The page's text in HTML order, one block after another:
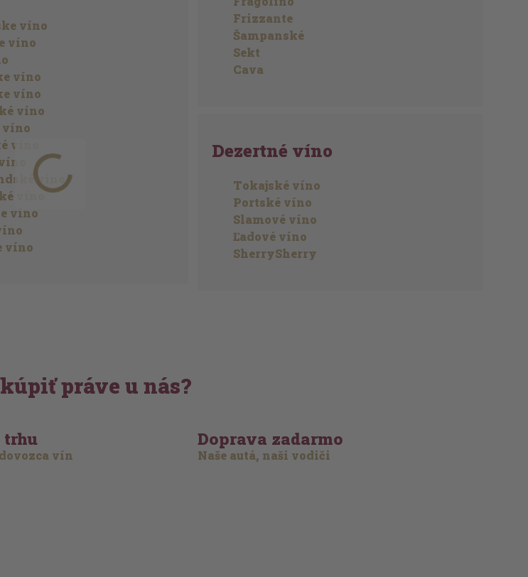
víno
víno
víno
víno
víno
víno
víno
víno
víno
víno
víno
Frizzante
Šampanské
Sekt
Cava
Dezertné víno
Tokajské víno
Portské víno
Slamové víno
Ľadové víno
SherrySherry
práve u nás?
trhu
vín
Doprava zadarmo
Naše autá, naši vodiči